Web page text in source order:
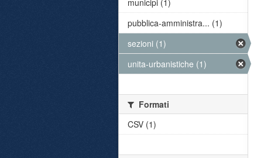
municipi (1)
pubblica-amministra... (1)
sezioni (1)
unita-urbanistiche (1)
Formati
CSV (1)